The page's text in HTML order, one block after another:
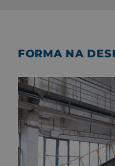
FORMA NA